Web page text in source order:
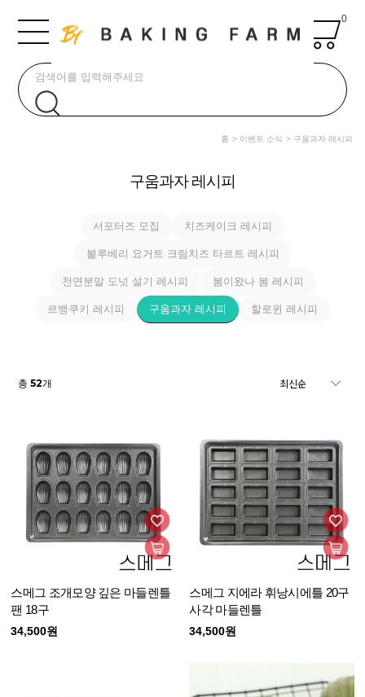
0
홈 이벤트 소식 구움과자 레시피
구움과자 레시피
서포터즈 모집 치즈케이크 레시피
블루베리 요거트 크림치즈 타르트 레시피
천연분말 도넛 설기 레시피 봄이왔나 봄 레시피
르뱅쿠키 레시피 구움과자 레시피 할로윈 레시피
총52개
스메그 조개모양 깊은 마들렌틀
팬 18구
34,500원
스메그 지에라 휘낭시에틀 20구
사각 마들렌틀
34,500원